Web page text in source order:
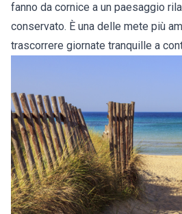
fanno da cornice a un paesaggio
conservato. È una delle mete più
trascorrere giornate tranquille a